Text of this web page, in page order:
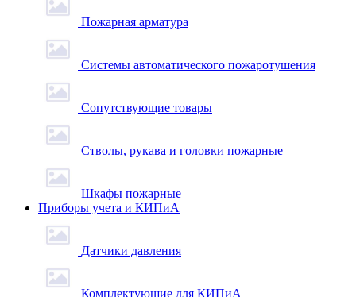
Пожарная арматура
Системы автоматического пожаротушения
Сопутствующие товары
Стволы, рукава и головки пожарные
Шкафы пожарные
Приборы учета и КИПиА
Датчики давления
Комплектующие для КИПиА